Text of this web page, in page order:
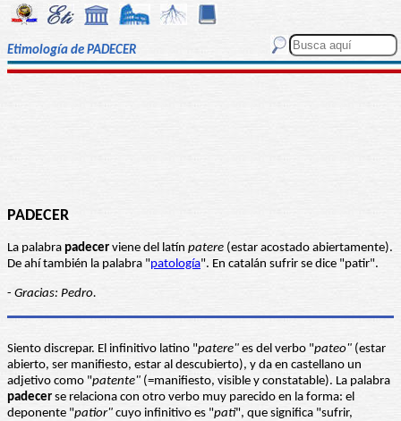
Etimología de PADECER
PADECER
La palabra padecer viene del latín patere (estar acostado abiertamente).
De ahí también la palabra "patología". En catalán sufrir se dice "patir".
- Gracias: Pedro.
Siento discrepar. El infinitivo latino "patere" es del verbo "pateo" (estar
abierto, ser manifiesto, estar al descubierto), y da en castellano un
adjetivo como "patente" (=manifiesto, visible y constatable). La palabra
padecer se relaciona con otro verbo muy parecido en la forma: el
deponente "patior" cuyo infinitivo es "pati", que significa "sufrir,